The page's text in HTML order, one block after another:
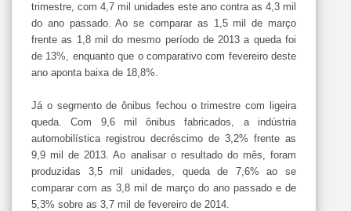
trimestre, com 4,7 mil unidades este ano contra as 4,3 mil
do ano passado. Ao se comparar as 1,5 mil de março
frente as 1,8 mil do mesmo período de 2013 a queda foi
de 13%, enquanto que o comparativo com fevereiro deste
ano aponta baixa de 18,8%.
Já o segmento de ônibus fechou o trimestre com ligeira
queda. Com 9,6 mil ônibus fabricados, a indústria
automobilística registrou decréscimo de 3,2% frente as
9,9 mil de 2013. Ao analisar o resultado do mês, foram
produzidas 3,5 mil unidades, queda de 7,6% ao se
comparar com as 3,8 mil de março do ano passado e de
5,3% sobre as 3,7 mil de fevereiro de 2014.